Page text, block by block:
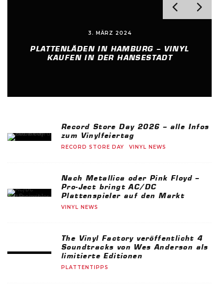
3. MÄRZ 2024
PLATTENLÄDEN IN HAMBURG – VINYL
KAUFEN IN DER HANSESTADT
Record Store Day 2026 – alle Infos
zum Vinylfeiertag
RECORD STORE DAY VINYL NEWS
Nach Metallica oder Pink Floyd –
Pro-Ject bringt AC/DC
Plattenspieler auf den Markt
VINYL NEWS
The Vinyl Factory veröffentlicht 4
Soundtracks von Wes Anderson als
limitierte Editionen
PLATTENTIPPS